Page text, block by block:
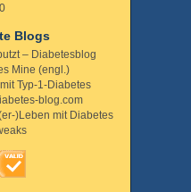
Blogs
– Diabetesblog
Mine (engl.)
Typ-1-Diabetes
blog.com
)Leben mit Diabetes